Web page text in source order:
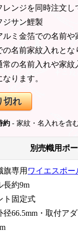
レンジを同時注文し
ジサン鯉製
ルミ金箔での名前
の名前家紋入れとな
常の名前入れや家
なります。
切れ
約 - 家紋・名入れを含
別売幟用ポ
旗専用 ワイエスポー
長約9m
ト固定式
径66.5mm・取付ア